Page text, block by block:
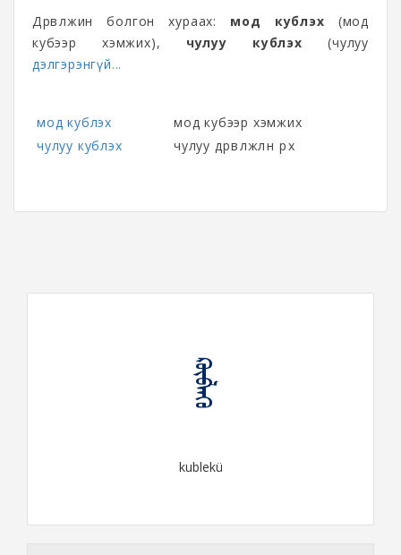
Дөрвөлжин болгон хураах: мод кублэх (мод
кубээр хэмжих), чулуу кублэх (чулуу
дэлгэрэнгүй...
мод кублэх
мод кубээр хэмжих
чулуу кублэх
чулуу дөрвөлжлөн өрөх
ᠺᠦᠪᠯᠡᠬᠦ
kublekü